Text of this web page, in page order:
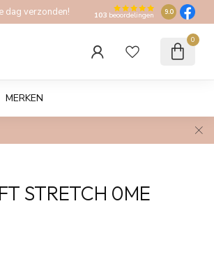
dag verzonden! 103 beoordelingen 9.0
0
MERKEN
STRETCH 0ME